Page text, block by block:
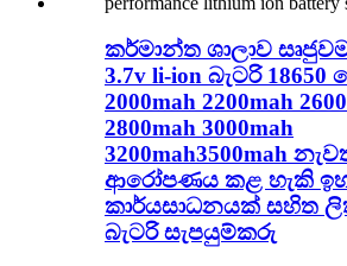
කර්මාන්ත ශාලාව
3.7v li-ion බැටරි
2000mah 2200mah
2800mah 3000mah
3200mah3500mah
ආරෝපණය කළ හැකි
කාර්යසාධනයක් සහිත
බැටරි සැපයුම්කරු